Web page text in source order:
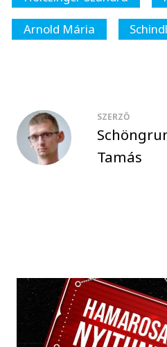
Arnold Mária
SZERZŐ
Tamás